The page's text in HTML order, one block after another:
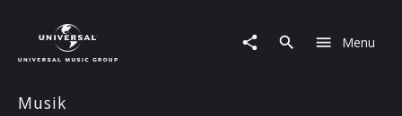
Menu
Musik